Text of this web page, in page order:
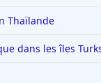
Thaïlande
dans les îles